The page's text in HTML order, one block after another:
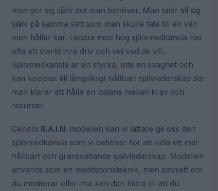
man ger sig själv det man behöver. Man talar till sig
själv på samma sätt som man skulle tala till en vän
man håller kär. Ledare med hög självmedkänsla har
ofta ett starkt inre driv och vet vad de vill.
Självmedkänsla är en styrka, inte en svaghet och
kan kopplas till långsiktigt hållbart självledarskap där
man klarar att hålla en balans mellan krav och
resurser.
Genom R.A.I.N. modellen kan vi lättare ge oss den
självmedkänsla som vi behöver för att odla ett mer
hållbart och gränssättande självledarskap. Modellen
används som en meditationsteknik, men oavsett om
du mediterar eller inte kan den bidra till att du